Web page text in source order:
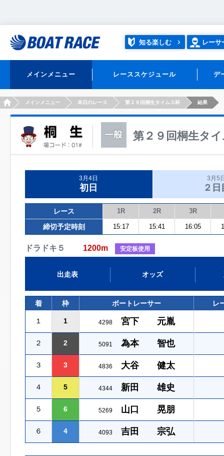
知る楽しむ レーサ
メインメニュー レーススケジュール デ
HOMEメインメニュー 本日のレース 第２９回桐生タイムス杯 結果
第２９回桐生タ
3月4日
初日
3月5
２日
レース 1R 2R 3R
締切予定時刻 15:17 15:41 16:05
ドラドキ５ 1200m 安定板使用
出走表 オッズ
着 枠 ボートレーサー レ
１ 1 4298 宮下 元胤
２ 2 5091 為本 智也
３ 3 4836 大谷 健太
４ 5 4344 新田 雄史
５ 6 5269 山口 晃朋
６ 4 4093 吉田 宗弘